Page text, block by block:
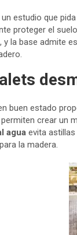
estudio que
proteger el
, y la base admite
buen estado
crear un
agua evita
la madera.